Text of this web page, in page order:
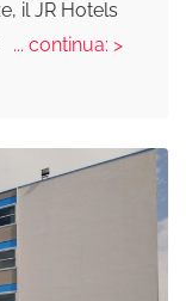
il JR Hotels
... continua: >